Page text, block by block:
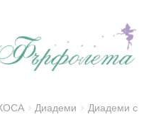
Диадеми
Диадеми с